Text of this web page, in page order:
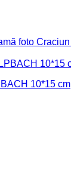
lei.
10*15 cm